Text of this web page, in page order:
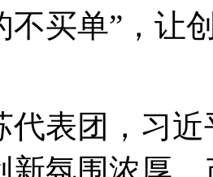
不买单”，让
代表团，习
新氛围浓厚